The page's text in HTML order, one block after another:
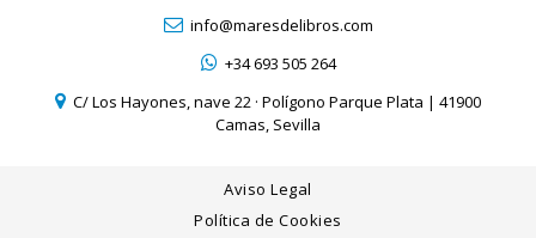
info@maresdelibros.com
+34 693 505 264
C/ Los Hayones, nave 22 · Polígono Parque Plata | 41900
Camas, Sevilla
Aviso Legal
Política de Cookies